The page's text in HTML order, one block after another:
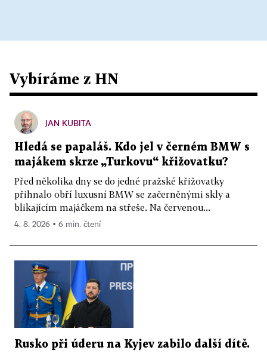
Vybíráme z HN
JAN KUBITA
Hledá se papaláš. Kdo jel v černém BMW s
majákem skrze „Turkovu“ křižovatku?
Před několika dny se do jedné pražské křižovatky
přihnalo obří luxusní BMW se začerněnými skly a
blikajícím majáčkem na střeše. Na červenou...
4. 8. 2026 ▪ 6 min. čtení
Rusko při úderu na Kyjev zabilo další dítě.